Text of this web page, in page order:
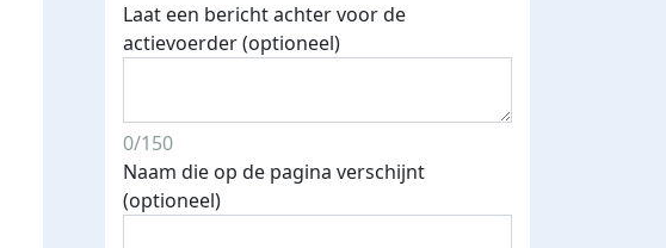
Laat een bericht achter voor de
actievoerder (optioneel)
0/150
Naam die op de pagina verschijnt
(optioneel)